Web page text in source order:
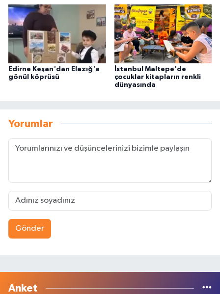
Edirne Keşan'dan Elazığ'a
gönül köprüsü
İstanbul Maltepe'de
çocuklar kitapların renkli
dünyasında
Yorumlar
Gönder
Anket